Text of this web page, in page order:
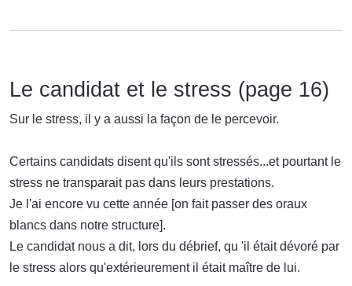
Le candidat et le stress (page 16)
Sur le stress, il y a aussi la façon de le percevoir.
Certains candidats disent qu'ils sont stressés...et pourtant le
stress ne transparait pas dans leurs prestations.
Je l'ai encore vu cette année [on fait passer des oraux
blancs dans notre structure].
Le candidat nous a dit, lors du débrief, qu 'il était dévoré par
le stress alors qu'extérieurement il était maître de lui.